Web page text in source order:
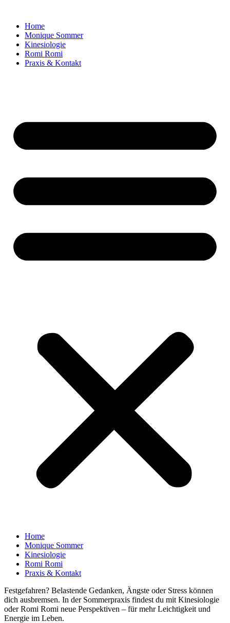
Home
Monique Sommer
Kinesiologie
Romi Romi
Praxis & Kontakt
Home
Monique Sommer
Kinesiologie
Romi Romi
Praxis & Kontakt
Festgefahren? Belastende Gedanken, Ängste oder Stress können
dich ausbremsen. In der Sommerpraxis findest du mit Kinesiologie
oder Romi Romi neue Perspektiven – für mehr Leichtigkeit und
Energie im Leben.